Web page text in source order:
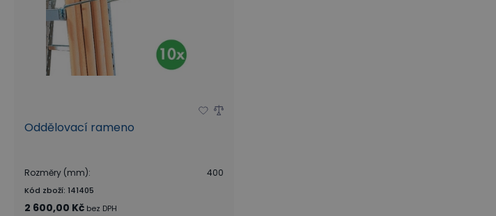
Oddělovací rameno
Rozměry (mm): 400
Kód zboží: 141405
2 600,00 Kč bez DPH